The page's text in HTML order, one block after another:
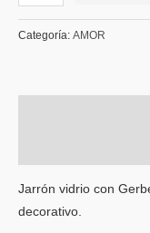
Categoría: AMOR
Jarrón vidrio con
decorativo.